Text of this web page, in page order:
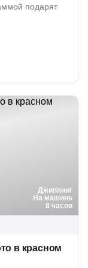
подарят
Джиппинг
На машине
8 часов
в красном